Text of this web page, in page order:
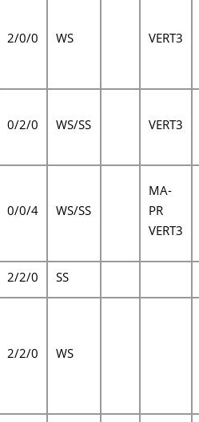
2/0/0 WS VERT3
0/2/0 WS/SS VERT3
0/0/4 WS/SS
MA-
PR
VERT3
2/2/0 SS
2/2/0 WS